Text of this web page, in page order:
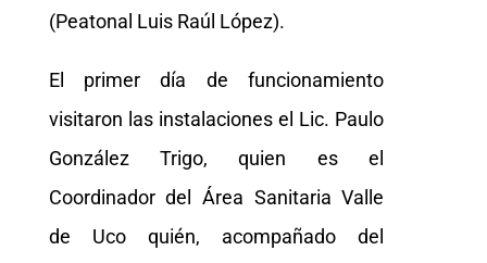
(Peatonal Luis Raúl López).
El primer día de funcionamiento
visitaron las instalaciones el Lic. Paulo
González Trigo, quien es el
Coordinador del Área Sanitaria Valle
de Uco quién, acompañado del